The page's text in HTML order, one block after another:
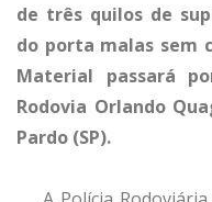
de três quilos de
do porta malas sem
Material passará
Rodovia Orlando
Pardo (SP).